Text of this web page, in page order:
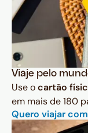
Viaje pelo
Use ocartão
em mais de 180
Quero viajar